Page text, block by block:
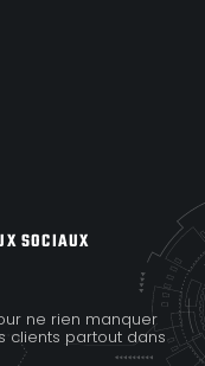
SOCIAUX
ne rien manquer
clients partout dans